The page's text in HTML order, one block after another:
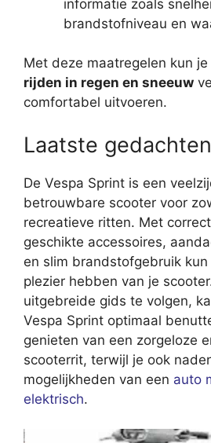
informatie zoals
brandstofniveau en
Met deze maatregelen kun je
rijden in regen en sneeuw
comfortabel uitvoeren.
Laatste gedachten
De Vespa Sprint is een
betrouwbare scooter voor
recreatieve ritten. Met
geschikte accessoires,
en slim brandstofgebruik kun
plezier hebben van je
uitgebreide gids te volgen,
Vespa Sprint optimaal
genieten van een zorgeloze
scooterrit, terwijl je ook
mogelijkheden van een auto
elektrisch.